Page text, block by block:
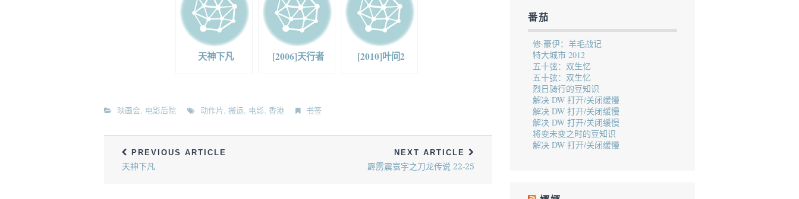
天神下凡 [2006]天行者 [2010]叶问2
映画会 电影后院 动作片 搬运 电影 香港 书签
PREVIOUS ARTICLE
天神下凡
NEXT ARTICLE
霹雳震寰宇之刀龙传说 22-25
番茄
修·豪伊：羊毛战记
特大城市 2012
五十弦：双生忆
五十弦：双生忆
烈日骑行的豆知识
解决 DW 打开/关闭缓慢
解决 DW 打开/关闭缓慢
解决 DW 打开/关闭缓慢
将变未变之时的豆知识
解决 DW 打开/关闭缓慢